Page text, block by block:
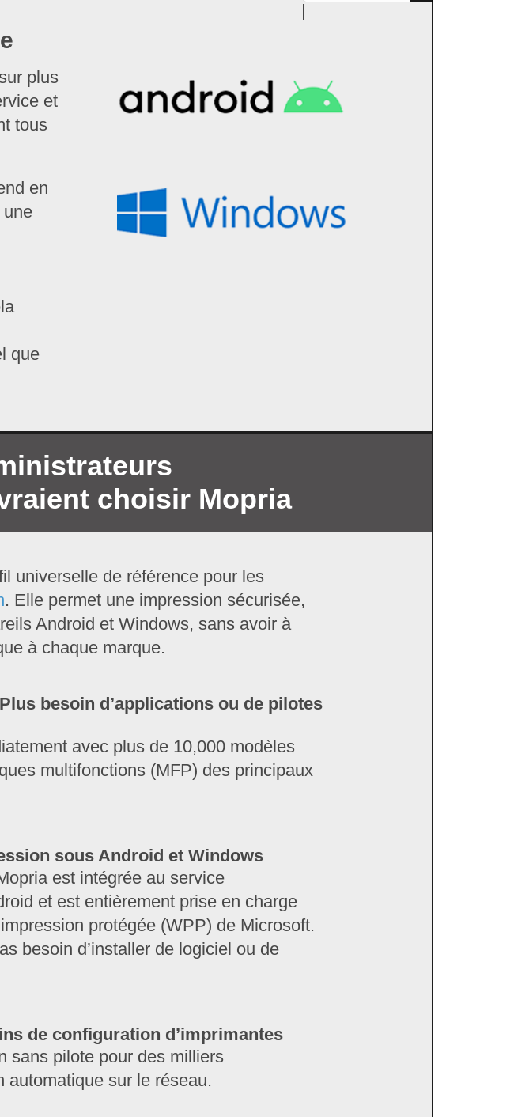
plus
et
tous
en
une
que
choisir Mopria
universelle de référence pour les
. Elle permet une impression sécurisée,
Android et Windows, sans avoir à
à chaque marque.
besoin d’applications ou de pilotes
avec plus de 10,000 modèles
multifonctions (MFP) des principaux
sous Android et Windows
est intégrée au service
et est entièrement prise en charge
protégée (WPP) de Microsoft.
besoin d’installer de logiciel ou de
de configuration d’imprimantes
sans pilote pour des milliers
automatique sur le réseau.